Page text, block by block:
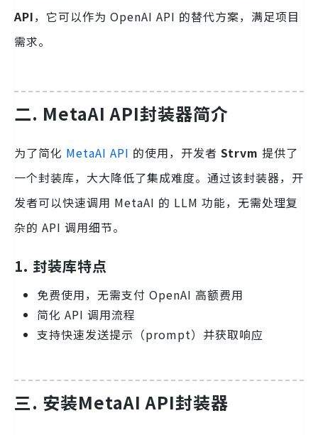
API，它可以作为 OpenAI API 的替代方案，满足项目
需求。
二. MetaAI API封装器简介
为了简化 MetaAI API 的使用，开发者 Strvm 提供了
一个封装库，大大降低了集成难度。通过该封装器，开
发者可以快速调用 MetaAI 的 LLM 功能，无需处理复
杂的 API 调用细节。
1. 封装库特点
免费使用，无需支付 OpenAI 高额费用
简化 API 调用流程
支持快速发送提示（prompt）并获取响应
三. 安装MetaAI API封装器